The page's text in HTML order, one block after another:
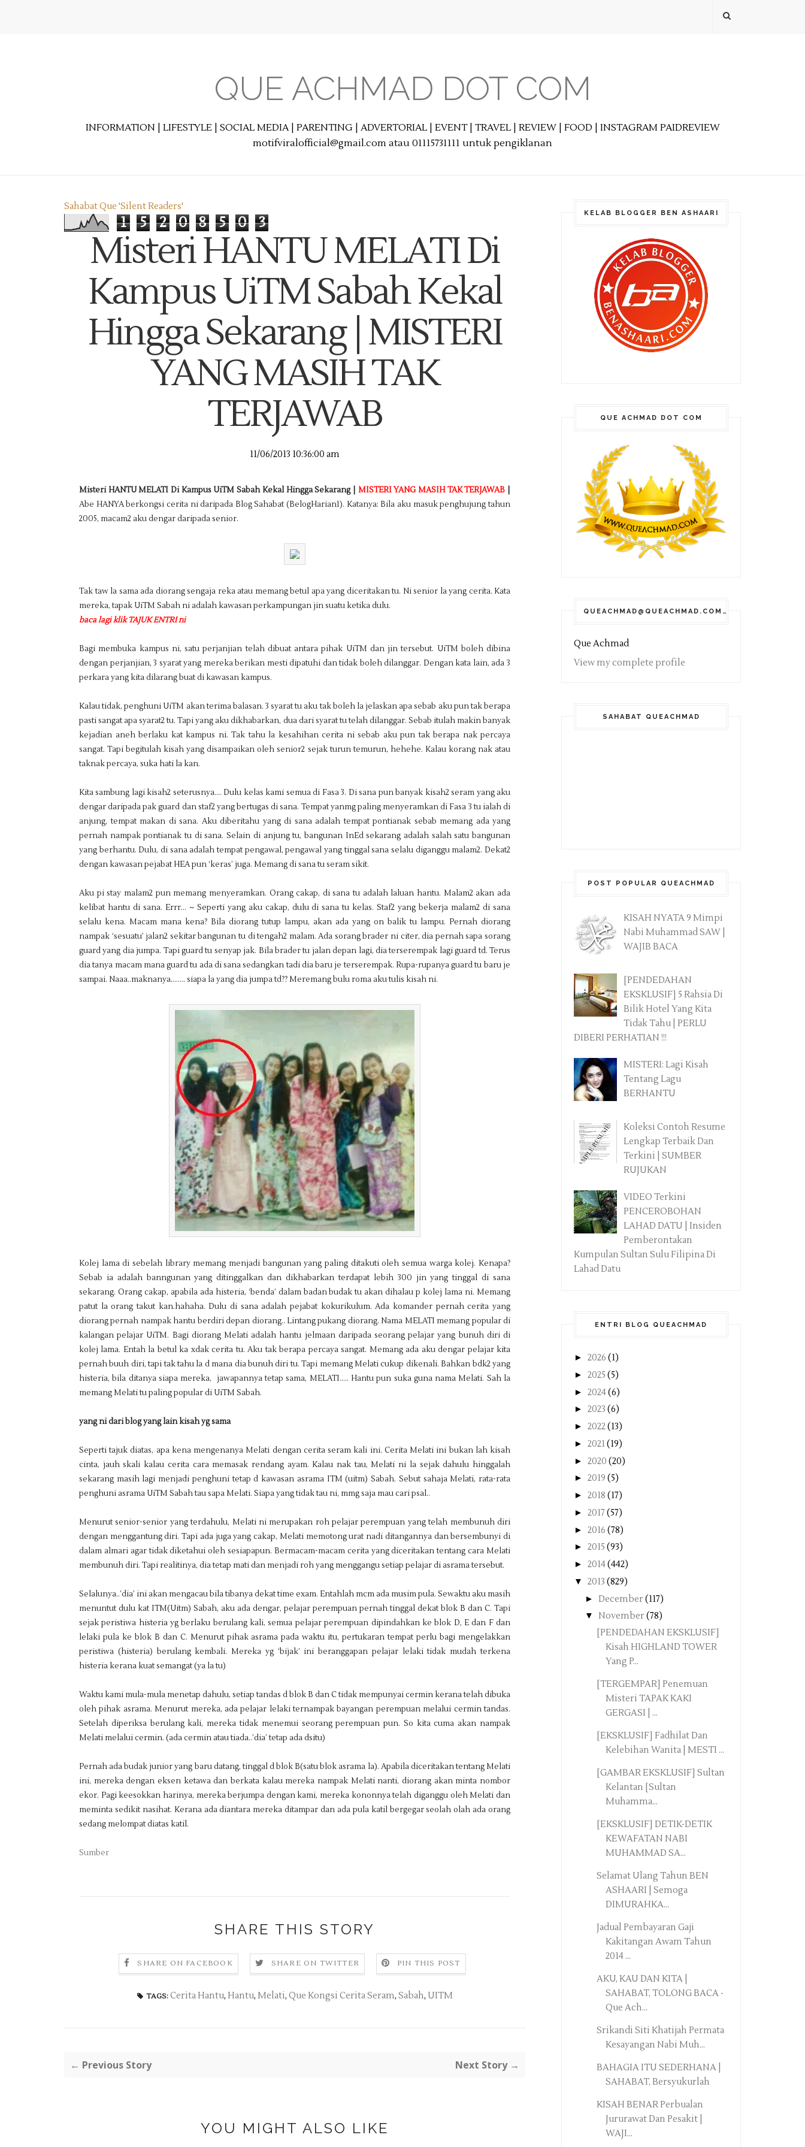
QUE ACHMAD DOT COM
INFORMATION | LIFESTYLE | SOCIAL MEDIA | PARENTING | ADVERTORIAL | EVENT | TRAVEL | REVIEW | FOOD | INSTAGRAM PAIDREVIEW
motifviralofficial@gmail.com atau 01115731111 untuk pengiklanan
Sahabat Que 'Silent Readers'
1 5 2 0 8 5 0 3
Misteri HANTU MELATI Di
Kampus UiTM Sabah Kekal
Hingga Sekarang | MISTERI
YANG MASIH TAK
TERJAWAB
11/06/2013 10:36:00 am
Misteri HANTU MELATI Di Kampus UiTM Sabah Kekal Hingga Sekarang | MISTERI YANG MASIH TAK TERJAWAB
Abe HANYA berkongsi cerita ni daripada Blog Sahabat (BelogHarian1). Katanya: Bila aku masuk penghujung tahun
2005, macam2 aku dengar daripada senior.
Tak taw la sama ada diorang sengaja reka atau memang betul apa yang diceritakan tu. Ni senior la yang cerita. Kata
mereka, tapak UiTM Sabah ni adalah kawasan perkampungan jin suatu ketika dulu.
baca lagi klik TAJUK ENTRI ni
Bagi membuka kampus ni, satu perjanjian telah dibuat antara pihak UiTM dan jin tersebut. UiTM boleh dibina
dengan perjanjian, 3 syarat yang mereka berikan mesti dipatuhi dan tidak boleh dilanggar. Dengan kata lain, ada 3
perkara yang kita dilarang buat di kawasan kampus.
Kalau tidak, penghuni UiTM akan terima balasan. 3 syarat tu aku tak boleh la jelaskan apa sebab aku pun tak berapa
pasti sangat apa syarat2 tu. Tapi yang aku dikhabarkan, dua dari syarat tu telah dilanggar. Sebab itulah makin banyak
kejadian aneh berlaku kat kampus ni. Tak tahu la kesahihan cerita ni sebab aku pun tak berapa nak percaya
sangat. Tapi begitulah kisah yang disampaikan oleh senior2 sejak turun temurun, hehehe. Kalau korang nak atau
taknak percaya, suka hati la kan.
Kita sambung lagi kisah2 seterusnya…. Dulu kelas kami semua di Fasa 3. Di sana pun banyak kisah2 seram yang aku
dengar daripada pak guard dan staf2 yang bertugas di sana. Tempat yanmg paling menyeramkan di Fasa 3 tu ialah di
anjung, tempat makan di sana. Aku diberitahu yang di sana adalah tempat pontianak sebab memang ada yang
pernah nampak pontianak tu di sana. Selain di anjung tu, bangunan InEd sekarang adalah salah satu bangunan
yang berhantu. Dulu, di sana adalah tempat pengawal, pengawal yang tinggal sana selalu diganggu malam2. Dekat2
dengan kawasan pejabat HEA pun ‘keras’ juga. Memang di sana tu seram sikit.
Aku pi stay malam2 pun memang menyeramkan. Orang cakap, di sana tu adalah laluan hantu. Malam2 akan ada
kelibat hantu di sana. Errr… ~ Seperti yang aku cakap, dulu di sana tu kelas. Staf2 yang bekerja malam2 di sana
selalu kena. Macam mana kena? Bila diorang tutup lampu, akan ada yang on balik tu lampu. Pernah diorang
nampak ‘sesuatu’ jalan2 sekitar bangunan tu di tengah2 malam. Ada sorang brader ni citer, dia pernah sapa sorang
guard yang dia jumpa. Tapi guard tu senyap jak. Bila brader tu jalan depan lagi, dia terserempak lagi guard td. Terus
dia tanya macam mana guard tu ada di sana sedangkan tadi dia baru je terserempak. Rupa-rupanya guard tu baru je
sampai. Naaa..maknanya…….. siapa la yang dia jumpa td?? Meremang bulu roma aku tulis kisah ni.
Kolej lama di sebelah library memang menjadi bangunan yang paling ditakuti oleh semua warga kolej. Kenapa?
Sebab ia adalah banngunan yang ditinggalkan dan dikhabarkan terdapat lebih 300 jin yang tinggal di sana
sekarang. Orang cakap, apabila ada histeria, ‘benda’ dalam badan budak tu akan dihalau p kolej lama ni. Memang
patut la orang takut kan.hahaha. Dulu di sana adalah pejabat kokurikulum. Ada komander pernah cerita yang
diorang pernah nampak hantu berdiri depan diorang.. Lintang pukang diorang. Nama MELATI memang popular di
kalangan pelajar UiTM. Bagi diorang Melati adalah hantu jelmaan daripada seorang pelajar yang bunuh diri di
kolej lama. Entah la betul ka xdak cerita tu. Aku tak berapa percaya sangat. Memang ada aku dengar pelajar kita
pernah buuh diri, tapi tak tahu la d mana dia bunuh diri tu. Tapi memang Melati cukup dikenali. Bahkan bdk2 yang
histeria, bila ditanya siapa mereka, jawapannya tetap sama, MELATI….. Hantu pun suka guna nama Melati. Sah la
memang Melati tu paling popular di UiTM Sabah.
yang ni dari blog yang lain kisah yg sama
Seperti tajuk diatas, apa kena mengenanya Melati dengan cerita seram kali ini. Cerita Melati ini bukan lah kisah
cinta, jauh skali kalau cerita cara memasak rendang ayam. Kalau nak tau, Melati ni la sejak dahulu hinggalah
sekarang masih lagi menjadi penghuni tetap d kawasan asrama ITM (uitm) Sabah. Sebut sahaja Melati, rata-rata
penghuni asrama UiTM Sabah tau sapa Melati. Siapa yang tidak tau ni, mmg saja mau cari psal..
Menurut senior-senior yang terdahulu, Melati ni merupakan roh pelajar perempuan yang telah membunuh diri
dengan menggantung diri. Tapi ada juga yang cakap, Melati memotong urat nadi ditangannya dan bersembunyi di
dalam almari agar tidak diketahui oleh sesiapapun. Bermacam-macam cerita yang diceritakan tentang cara Melati
membunuh diri. Tapi realitinya, dia tetap mati dan menjadi roh yang menggangu setiap pelajar di asrama tersebut.
Selalunya..’dia’ ini akan mengacau bila tibanya dekat time exam. Entahlah mcm ada musim pula. Sewaktu aku masih
menuntut dulu kat ITM(Uitm) Sabah, aku ada dengar, pelajar perempuan pernah tinggal dekat blok B dan C. Tapi
sejak peristiwa histeria yg berlaku berulang kali, semua pelajar perempuan dipindahkan ke blok D, E dan F dan
lelaki pula ke blok B dan C. Menurut pihak asrama pada waktu itu, pertukaran tempat perlu bagi mengelakkan
peristiwa (histeria) berulang kembali. Mereka yg ‘bijak’ ini beranggapan pelajar lelaki tidak mudah terkena
histeria kerana kuat semangat (ya la tu)
Waktu kami mula-mula menetap dahulu, setiap tandas d blok B dan C tidak mempunyai cermin kerana telah dibuka
oleh pihak asrama. Menurut mereka, ada pelajar lelaki ternampak bayangan perempuan melalui cermin tandas.
Setelah diperiksa berulang kali, mereka tidak menemui seorang perempuan pun. So kita cuma akan nampak
Melati melalui cermin. (ada cermin atau tiada..’dia’ tetap ada dsitu)
Pernah ada budak junior yang baru datang, tinggal d blok B(satu blok asrama la). Apabila diceritakan tentang Melati
ini, mereka dengan eksen ketawa dan berkata kalau mereka nampak Melati nanti, diorang akan minta nombor
ekor. Pagi keesokkan harinya, mereka berjumpa dengan kami, mereka kononnya telah diganggu oleh Melati dan
meminta sedikit nasihat. Kerana ada diantara mereka ditampar dan ada pula katil bergegar seolah olah ada orang
sedang melompat diatas katil.
Sumber
SHARE THIS STORY
SHARE ON FACEBOOK SHARE ON TWITTER PIN THIS POST
TAGS: Cerita Hantu, Hantu, Melati, Que Kongsi Cerita Seram, Sabah, UITM
← Previous Story Next Story →
YOU MIGHT ALSO LIKE
KELAB BLOGGER BEN ASHAARI
QUE ACHMAD DOT COM
QUEACHMAD@QUEACHMAD.COM
Que Achmad
View my complete profile
SAHABAT QUEACHMAD
POST POPULAR QUEACHMAD
KISAH NYATA 9 Mimpi
Nabi Muhammad SAW |
WAJIB BACA
[PENDEDAHAN
EKSKLUSIF] 5 Rahsia Di
Bilik Hotel Yang Kita
Tidak Tahu | PERLU
DIBERI PERHATIAN !!!
MISTERI: Lagi Kisah
Tentang Lagu
BERHANTU
Koleksi Contoh Resume
Lengkap Terbaik Dan
Terkini | SUMBER
RUJUKAN
VIDEO Terkini
PENCEROBOHAN
LAHAD DATU | Insiden
Pemberontakan
Kumpulan Sultan Sulu Filipina Di
Lahad Datu
ENTRI BLOG QUEACHMAD
► 2026 (1)
► 2025 (5)
► 2024(6)
► 2023 (6)
► 2022(13)
► 2021(19)
► 2020 (20)
► 2019 (5)
► 2018 (17)
► 2017 (57)
► 2016 (78)
► 2015 (93)
► 2014(442)
▼ 2013 (829)
► December(117)
▼ November(78)
[PENDEDAHAN EKSKLUSIF]
Kisah HIGHLAND TOWER
Yang P...
[TERGEMPAR] Penemuan
Misteri TAPAK KAKI
GERGASI | ...
[EKSKLUSIF] Fadhilat Dan
Kelebihan Wanita | MESTI ...
[GAMBAR EKSKLUSIF] Sultan
Kelantan [Sultan
Muhamma...
[EKSKLUSIF] DETIK-DETIK
KEWAFATAN NABI
MUHAMMAD SA...
Selamat Ulang Tahun BEN
ASHAARI | Semoga
DIMURAHKA...
Jadual Pembayaran Gaji
Kakitangan Awam Tahun
2014 ...
AKU, KAU DAN KITA |
SAHABAT, TOLONG BACA -
Que Ach...
Srikandi Siti Khatijah Permata
Kesayangan Nabi Muh...
BAHAGIA ITU SEDERHANA |
SAHABAT, Bersyukurlah
KISAH BENAR Perbualan
Jururawat Dan Pesakit |
WAJI...